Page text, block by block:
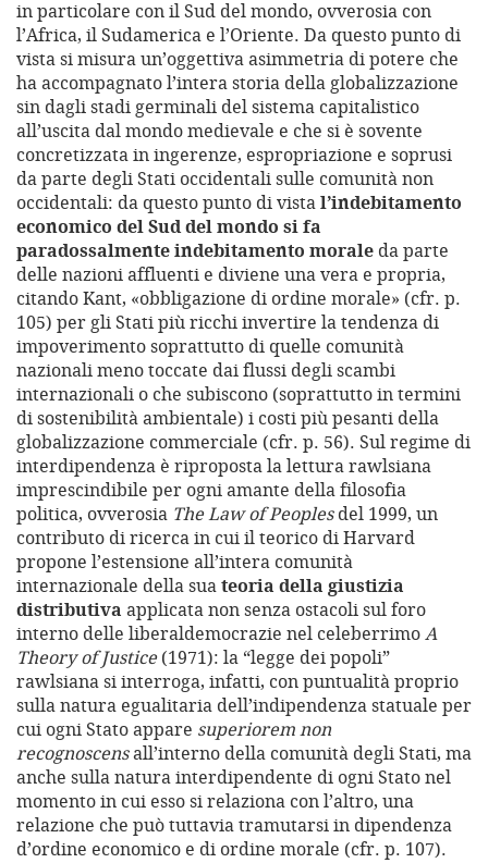
in particolare con il Sud del mondo, ovverosia con
l’Africa, il Sudamerica e l’Oriente. Da questo punto di
vista si misura un’oggettiva asimmetria di potere che
ha accompagnato l’intera storia della globalizzazione
sin dagli stadi germinali del sistema capitalistico
all’uscita dal mondo medievale e che si è sovente
concretizzata in ingerenze, espropriazione e soprusi
da parte degli Stati occidentali sulle comunità non
occidentali: da questo punto di vistal’indebitamento
economico del Sud del mondo si fa
paradossalmente indebitamento morale da parte
delle nazioni affluenti e diviene una vera e propria,
citando Kant, «obbligazione di ordine morale» (cfr. p.
105) per gli Stati più ricchi invertire la tendenza di
impoverimento soprattutto di quelle comunità
nazionali meno toccate dai flussi degli scambi
internazionali o che subiscono (soprattutto in termini
di sostenibilità ambientale) i costi più pesanti della
globalizzazione commerciale (cfr. p. 56). Sul regime di
interdipendenza è riproposta la lettura rawlsiana
imprescindibile per ogni amante della filosofia
politica, ovverosia The Law of Peoplesdel 1999, un
contributo di ricerca in cui il teorico di Harvard
propone l’estensione all’intera comunità
internazionale della suateoria della giustizia
distributiva applicata non senza ostacoli sul foro
interno delle liberaldemocrazie nel celeberrimoA
Theory of Justice(1971): la “legge dei popoli”
rawlsiana si interroga, infatti, con puntualità proprio
sulla natura egualitaria dell’indipendenza statuale per
cui ogni Stato appare superiorem non
recognoscensall’interno della comunità degli Stati, ma
anche sulla natura interdipendente di ogni Stato nel
momento in cui esso si relaziona con l’altro, una
relazione che può tuttavia tramutarsi in dipendenza
d’ordine economico e di ordine morale (cfr. p. 107).